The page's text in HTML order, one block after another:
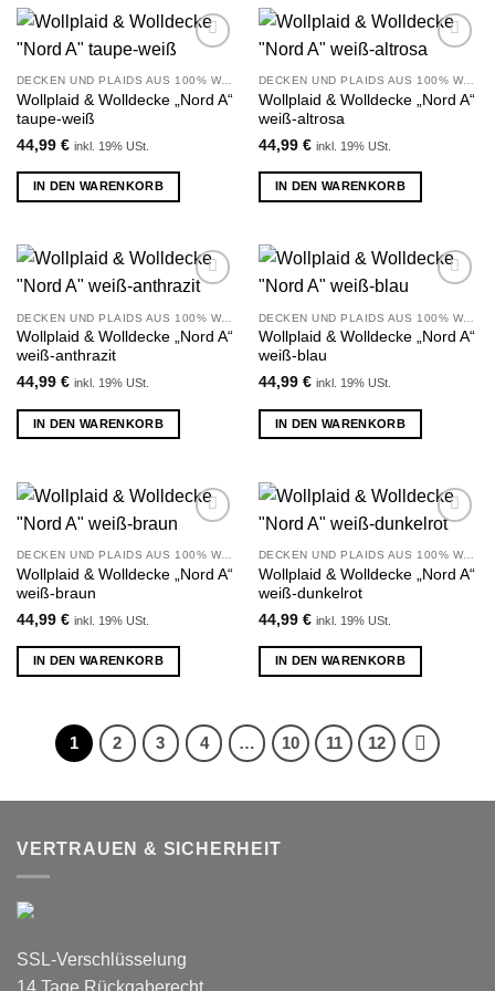
Wunschliste
hinzufügen
DECKEN UND PLAIDS AUS 100% WOLLE
Wollplaid & Wolldecke „Nord A“
taupe-weiß
44,99 € inkl. 19% USt.
IN DEN WARENKORB
Wunschliste
hinzufügen
DECKEN UND PLAIDS AUS 100% WOLLE
Wollplaid & Wolldecke „Nord A“
weiß-altrosa
44,99 € inkl. 19% USt.
IN DEN WARENKORB
Wunschliste
hinzufügen
DECKEN UND PLAIDS AUS 100% WOLLE
Wollplaid & Wolldecke „Nord A“
weiß-anthrazit
44,99 € inkl. 19% USt.
IN DEN WARENKORB
Wunschliste
hinzufügen
DECKEN UND PLAIDS AUS 100% WOLLE
Wollplaid & Wolldecke „Nord A“
weiß-blau
44,99 € inkl. 19% USt.
IN DEN WARENKORB
Wunschliste
hinzufügen
DECKEN UND PLAIDS AUS 100% WOLLE
Wollplaid & Wolldecke „Nord A“
weiß-braun
44,99 € inkl. 19% USt.
IN DEN WARENKORB
Wunschliste
hinzufügen
DECKEN UND PLAIDS AUS 100% WOLLE
Wollplaid & Wolldecke „Nord A“
weiß-dunkelrot
44,99 € inkl. 19% USt.
IN DEN WARENKORB
1 2 3 4 … 10 11 12
VERTRAUEN & SICHERHEIT
SSL-Verschlüsselung